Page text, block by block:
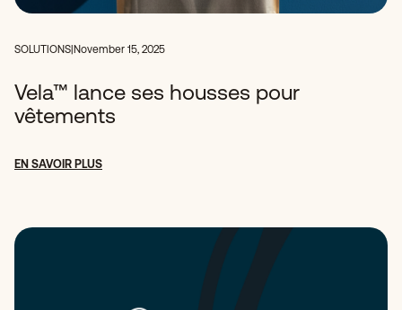
SOLUTIONS November 15, 2025
Vela™ lance ses housses pour
vêtements
EN SAVOIR PLUS